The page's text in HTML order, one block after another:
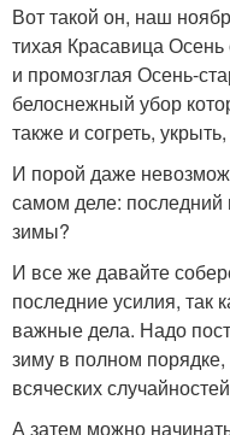
Вот такой он, наш
тихая Красавица
и промозглая Осень-
белоснежный убор
также и согреть,
И порой даже
самом деле:
зимы?
И все же давайте
последние усилия, так
важные дела. Надо
зиму в полном
всяческих
А затем можно